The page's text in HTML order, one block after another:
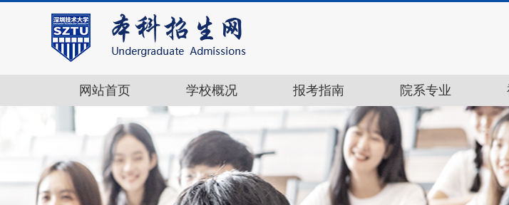
网站首页 学校概况 报考指南 院系专业